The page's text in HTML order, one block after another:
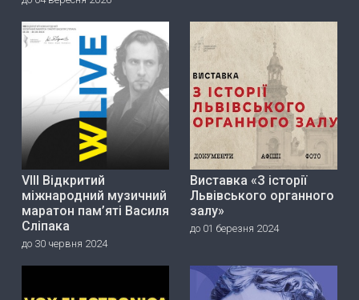
VIII Відкритий
міжнародний музичний
маратон пам’яті Василя
Сліпака
до 30 червня 2024
Виставка «З історії
Львівського органного
залу»
до 01 березня 2024